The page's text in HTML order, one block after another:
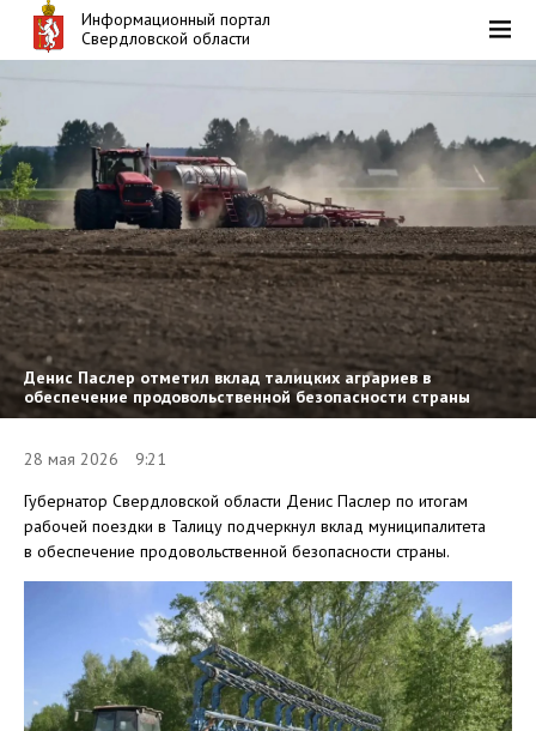
Информационный портал
Свердловской области
Денис Паслер отметил вклад талицких аграриев в
обеспечение продовольственной безопасности страны
28 мая 2026 9:21
Губернатор Свердловской области Денис Паслер по итогам
рабочей поездки в Талицу подчеркнул вклад муниципалитета
в обеспечение продовольственной безопасности страны.